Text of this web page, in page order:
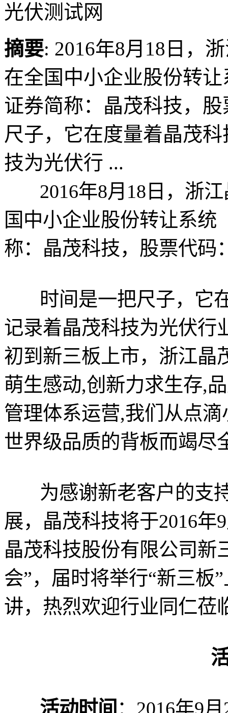
光伏测试网
摘要: 2016年8月18日，
在全国中小企业股份转
证券简称：晶茂科技，
尺子，它在度量着晶茂
技为光伏行 ...
2016年8月18日，浙江
国中小企业股份转让系统
称：晶茂科技，股票代码
时间是一把尺子，它在
记录着晶茂科技为光伏行
初到新三板上市，浙江晶
萌生感动,创新力求生存,
管理体系运营,我们从点
世界级品质的背板而竭尽
为感谢新老客户的支持
展，晶茂科技将于2016年
晶茂科技股份有限公司新
会”，届时将举行“新三板
讲，热烈欢迎行业同仁莅
活动时间 ：2016年9